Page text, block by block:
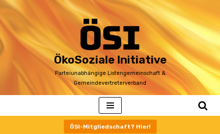
Zum
Inhalt
ÖkoSoziale Initiative
Parteiunabhängige Listengemeinschaft &
Gemeindevertreterverband
ÖSI-Mitgliedschaft? Hier!